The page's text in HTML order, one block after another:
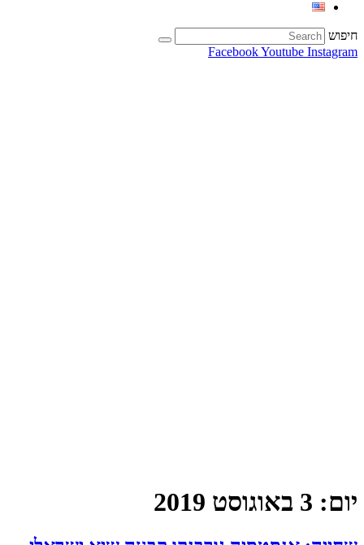
חיפוש
FacebookYoutube Instagram
יום: 3 באוגוסט 2019